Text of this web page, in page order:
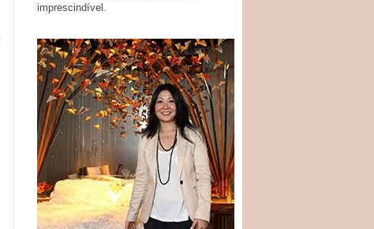
imprescindível.